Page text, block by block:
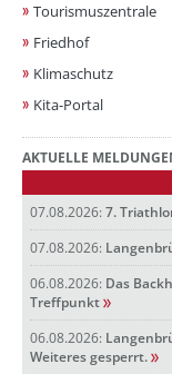
Tourismuszentrale
Friedhof
Klimaschutz
Kita-Portal
AKTUELLE
07.08.2026: 7.
07.08.2026:
06.08.2026: Das
Treffpunkt
06.08.2026:
Weiteres gesperrt.